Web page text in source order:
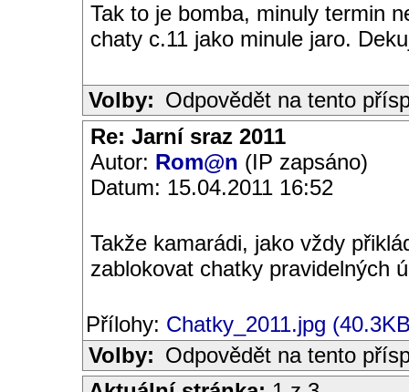
Tak to je bomba, minuly termin
chaty c.11 jako minule jaro.
Volby: Odpovědět na tento
Re: Jarní sraz 2011
Autor: Rom@n (IP zapsáno)
Datum: 15.04.2011 16:52
Takže kamarádi, jako vždy
zablokovat chatky pravidelných
Přílohy: Chatky_2011.jpg
Volby: Odpovědět na tento